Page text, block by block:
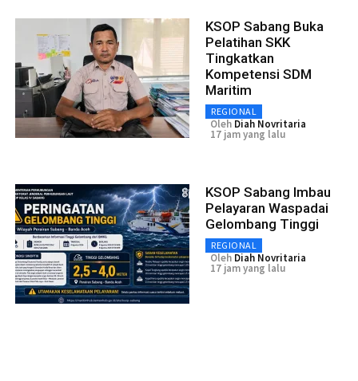
KSOP Sabang Buka
Pelatihan SKK
Tingkatkan
Kompetensi SDM
Maritim
REGIONAL
Oleh Diah Novritaria
17 jam yang lalu
KSOP Sabang Imbau
Pelayaran Waspadai
Gelombang Tinggi
REGIONAL
Oleh Diah Novritaria
17 jam yang lalu